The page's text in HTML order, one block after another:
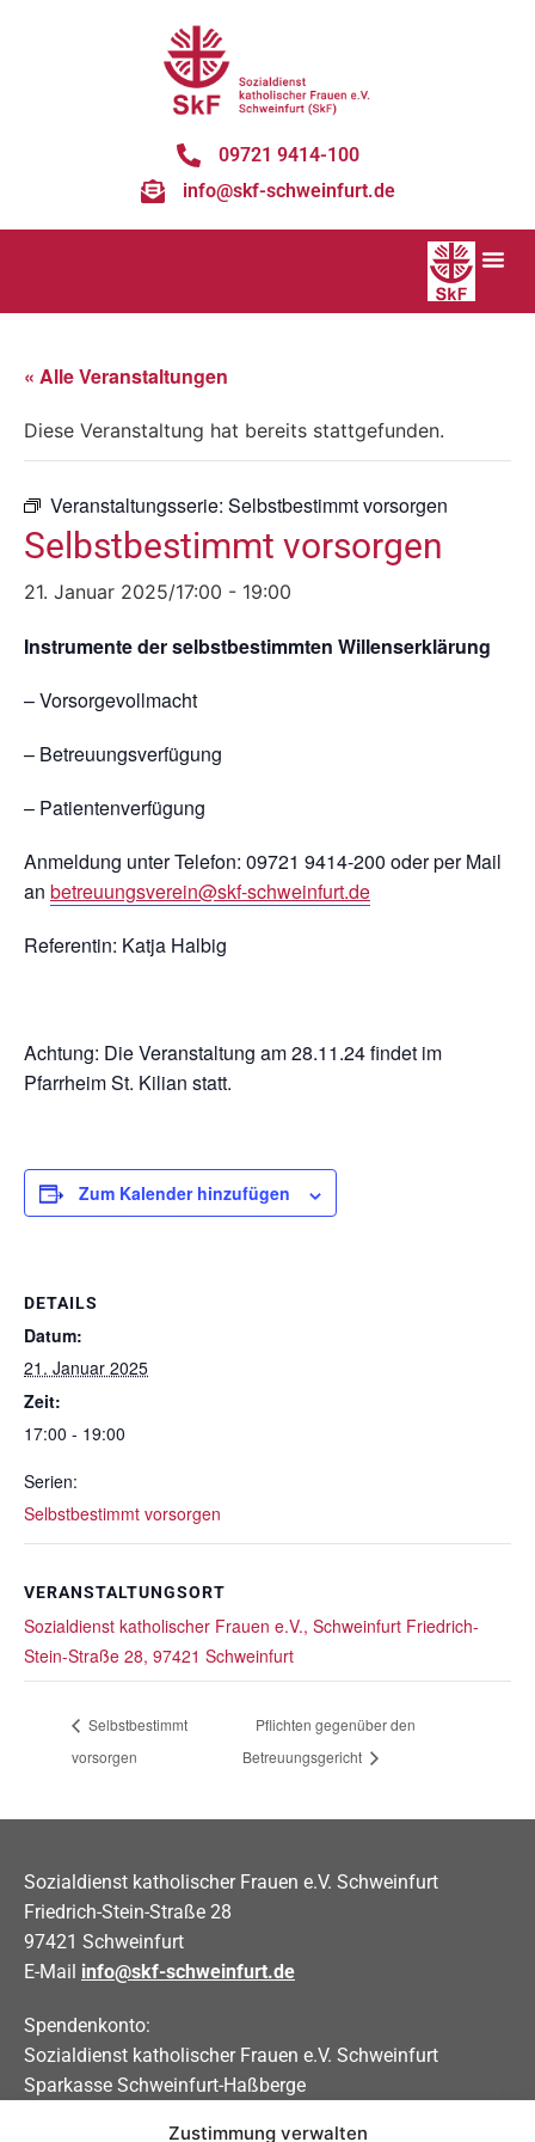
Zustimmung verwalten
09721 9414-100
info@skf-schweinfurt.de
« Alle Veranstaltungen
Diese Veranstaltung hat bereits stattgefunden.
Veranstaltungsserie: Selbstbestimmt vorsorgen
Selbstbestimmt vorsorgen
21. Januar 2025/17:00 - 19:00
Instrumente der selbstbestimmten Willenserklärung
– Vorsorgevollmacht
– Betreuungsverfügung
– Patientenverfügung
Anmeldung unter Telefon: 09721 9414-200 oder per Mail
an betreuungsverein@skf-schweinfurt.de
Referentin: Katja Halbig
Achtung: Die Veranstaltung am 28.11.24 findet im
Pfarrheim St. Kilian statt.
Zum Kalender hinzufügen
DETAILS
Datum:
21. Januar 2025
Zeit:
17:00 - 19:00
Serien:
Selbstbestimmt vorsorgen
VERANSTALTUNGSORT
Sozialdienst katholischer Frauen e.V., Schweinfurt Friedrich-
Stein-Straße 28, 97421 Schweinfurt
Selbstbestimmt
vorsorgen
Pflichten gegenüber den
Betreuungsgericht
Sozialdienst katholischer Frauen e.V. Schweinfurt
Friedrich-Stein-Straße 28
97421 Schweinfurt
E-Mail info@skf-schweinfurt.de
Spendenkonto:
Sozialdienst katholischer Frauen e.V. Schweinfurt
Sparkasse Schweinfurt-Haßberge